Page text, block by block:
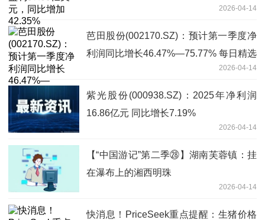
2026-04-14
芭田股份(002170.SZ)：预计第一季度净
利润同比增长46.47%—75.77% 每日精选
2026-04-14
紫光股份(000938.SZ)：2025年净利润
16.86亿元 同比增长7.19%
2026-04-14
【“中国游记”第二季㉘】湖南芙蓉镇：挂
在瀑布上的湘西明珠
2026-04-14
快消息！PriceSeek重点提醒：生猪价格